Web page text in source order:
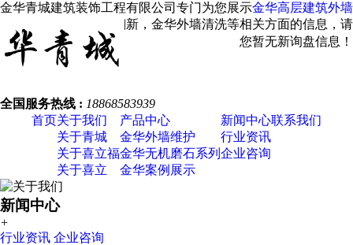
金华青城建筑装饰工程有限公司专门为您展示金华高层建筑外墙
，金华外墙涂料翻新，金华外墙清洗等相关方面的信息，请
您关注我们！
您暂无新询盘信息！
全国服务热线 : 18868583939
首页关于我们
关于青城
关于喜立福
关于喜立
产品中心
金华外墙维护
金华无机磨石系列
金华案例展示
新闻中心
行业资讯
企业咨询
联系我们
新闻中心
+
行业资讯 企业咨询